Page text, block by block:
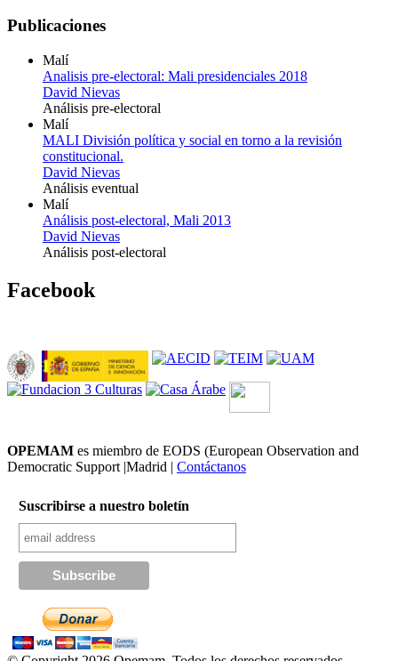
Publicaciones
Malí
Analisis pre-electoral: Mali presidenciales 2018
David Nievas
Análisis pre-electoral
Malí
MALI División política y social en torno a la revisión
constitucional.
David Nievas
Análisis eventual
Malí
Análisis post-electoral, Mali 2013
David Nievas
Análisis post-electoral
Facebook
OPEMAM es miembro de EODS (European Observation and
Democratic Support |Madrid | Contáctanos
Suscribirse a nuestro boletín